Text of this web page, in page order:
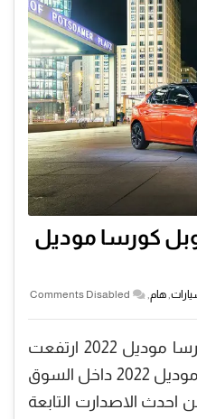
كورسا موديل
,هام,
Comments Disabled
مواصفات وأسعار اوبل كورسا موديل 2022 ارتفعت
اسعار النسخة اوبل كورسا موديل 2022 داخل السوق
احدث الاصدارت التابعة